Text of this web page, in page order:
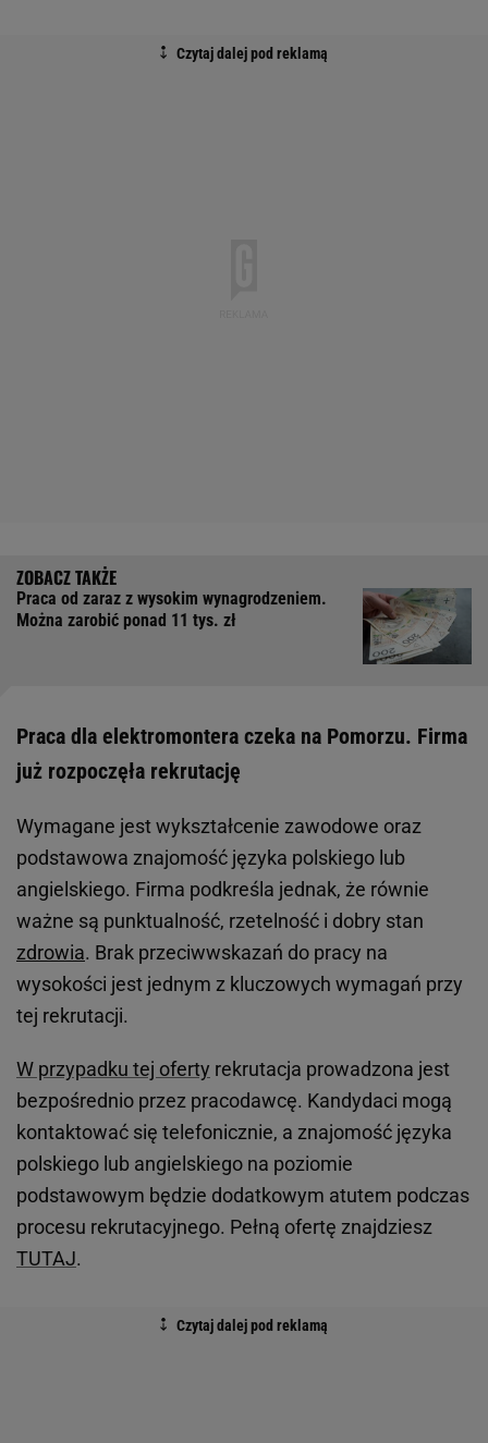
Praca od zaraz z wysokim wynagrodzeniem.
Można zarobić ponad 11 tys. zł
Praca dla elektromontera czeka na Pomorzu. Firma
już rozpoczęła rekrutację
Wymagane jest wykształcenie zawodowe oraz
podstawowa znajomość języka polskiego lub
angielskiego. Firma podkreśla jednak, że równie
ważne są punktualność, rzetelność i dobry stan
zdrowia. Brak przeciwwskazań do pracy na
wysokości jest jednym z kluczowych wymagań przy
tej rekrutacji.
W przypadku tej oferty rekrutacja prowadzona jest
bezpośrednio przez pracodawcę. Kandydaci mogą
kontaktować się telefonicznie, a znajomość języka
polskiego lub angielskiego na poziomie
podstawowym będzie dodatkowym atutem podczas
procesu rekrutacyjnego. Pełną ofertę znajdziesz
TUTAJ.